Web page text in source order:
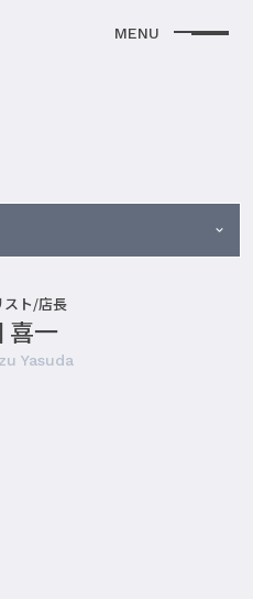
スト/店長
喜一
Yasuda